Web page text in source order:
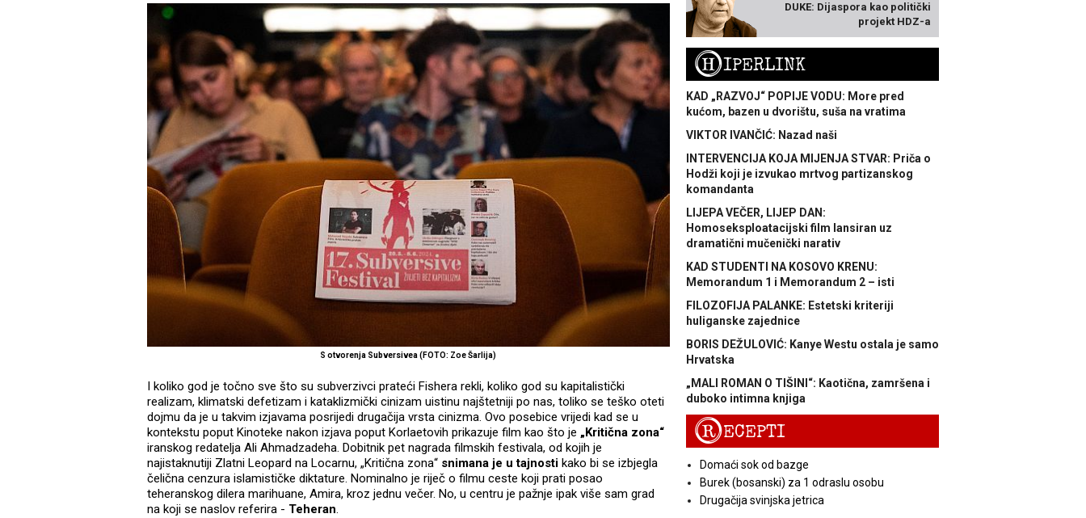
S otvorenja Subversivea (FOTO: Zoe Šarlija)
I koliko god je točno sve što su subverzivci prateći Fishera rekli, koliko god su kapitalistički
realizam, klimatski defetizam i kataklizmički cinizam uistinu najštetniji po nas, toliko se teško oteti
dojmu da je u takvim izjavama posrijedi drugačija vrsta cinizma. Ovo posebice vrijedi kad se u
kontekstu poput Kinoteke nakon izjava poput Korlaetovih prikazuje film kao što je „Kritična zona“
iranskog redatelja Ali Ahmadzadeha. Dobitnik pet nagrada filmskih festivala, od kojih je
najistaknutiji Zlatni Leopard na Locarnu, „Kritična zona“ snimana je u tajnosti kako bi se izbjegla
čelična cenzura islamističke diktature. Nominalno je riječ o filmu ceste koji prati posao
teheranskog dilera marihuane, Amira, kroz jednu večer. No, u centru je pažnje ipak više sam grad
na koji se naslov referira - Teheran.
DUKE: Dijaspora kao politički
projekt HDZ-a
HIPERLINK
KAD „RAZVOJ“ POPIJE VODU: More pred
kućom, bazen u dvorištu, suša na vratima
VIKTOR IVANČIĆ: Nazad naši
INTERVENCIJA KOJA MIJENJA STVAR: Priča o
Hodži koji je izvukao mrtvog partizanskog
komandanta
LIJEPA VEČER, LIJEP DAN:
Homoseksploatacijski film lansiran uz
dramatični mučenički narativ
KAD STUDENTI NA KOSOVO KRENU:
Memorandum 1 i Memorandum 2 – isti
FILOZOFIJA PALANKE: Estetski kriteriji
huliganske zajednice
BORIS DEŽULOVIĆ: Kanye Westu ostala je samo
Hrvatska
„MALI ROMAN O TIŠINI“: Kaotična, zamršena i
duboko intimna knjiga
RECEPTI
Domaći sok od bazge
Burek (bosanski) za 1 odraslu osobu
Drugačija svinjska jetrica